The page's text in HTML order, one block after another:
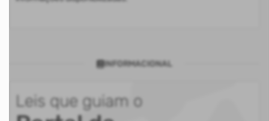
INFORMACIONAL
Leis que guiam o